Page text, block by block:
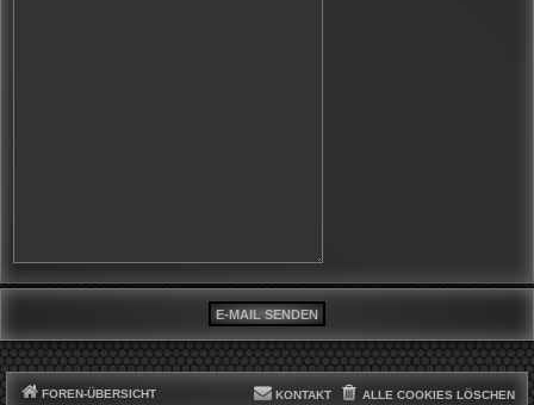
FOREN-ÜBERSICHT ALLE COOKIES LÖSCHEN
KONTAKT